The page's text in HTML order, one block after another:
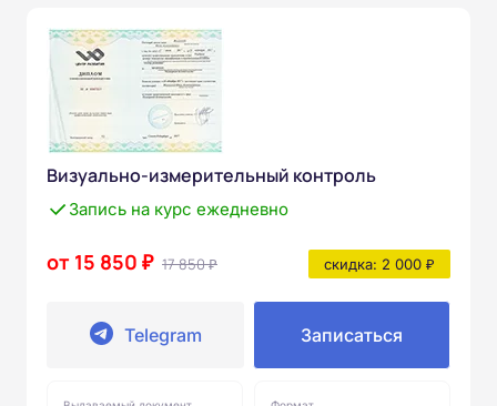
Визуально-измерительный контроль
Запись на курс ежедневно
от 15 850 ₽ 17 850 ₽ скидка: 2 000 ₽
Telegram Записаться